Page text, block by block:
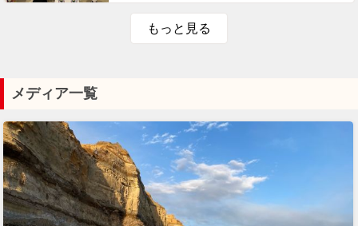
もっと見る
メディア一覧